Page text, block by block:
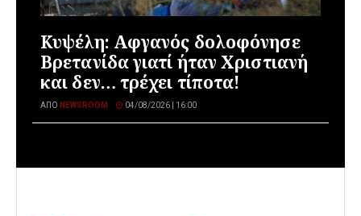
Κυψέλη: Αφγανός δολοφόνησε
Βρετανίδα γιατί ήταν Χριστιανή
και δεν… τρέχει τίποτα!
ΑΠΌ NEWSROOM 04/08/2026 | 16:00